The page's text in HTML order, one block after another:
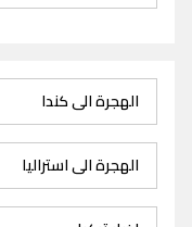
الهجرة الى كندا
الهجرة الى استراليا